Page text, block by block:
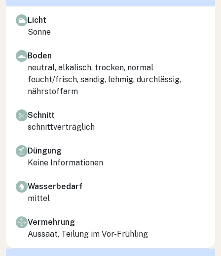
Licht
Sonne
Boden
neutral, alkalisch, trocken, normal
feucht/frisch, sandig, lehmig, durchlässig,
nährstoffarm
Schnitt
schnittverträglich
Düngung
Keine Informationen
Wasserbedarf
mittel
Vermehrung
Aussaat, Teilung im Vor-Frühling